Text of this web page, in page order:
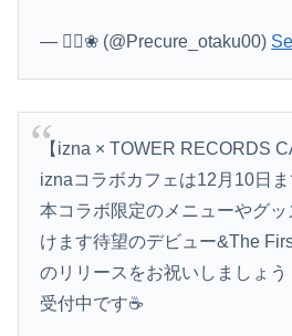
— ❁⃘❀ (@Precure_otaku00)
【izna × TOWER RECORDS
iznaコラボカフェは12月10日ま
本コラボ限定のメニューやグ
けます待望のデビュー&The
のリリースをお祝いしましょ
受付中です☕